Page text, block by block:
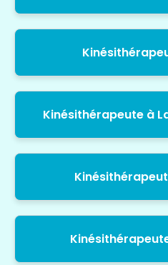
Kinésithérapeute à